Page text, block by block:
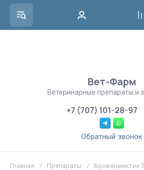
Вет-Фарм
Ветеринарные препараты и
+7 (707) 101-28-97
Обратный звонок
Главная / Препараты / Бровермектин